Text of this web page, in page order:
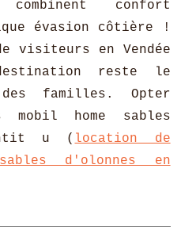
confort
évasion côtière !
visiteurs en Vendée
reste le
familles. Opter
mobil home sables
u ( location de
d'olonnes en